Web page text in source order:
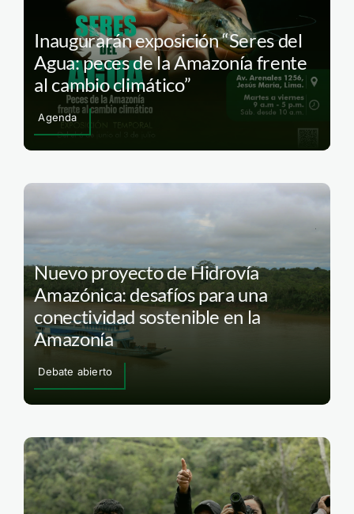
Inaugurarán exposición “Seres del
Agua: peces de la Amazonía frente
al cambio climático”
Agenda
Nuevo proyecto de Hidrovía
Amazónica: desafíos para una
conectividad sostenible en la
Amazonía
Debate abierto